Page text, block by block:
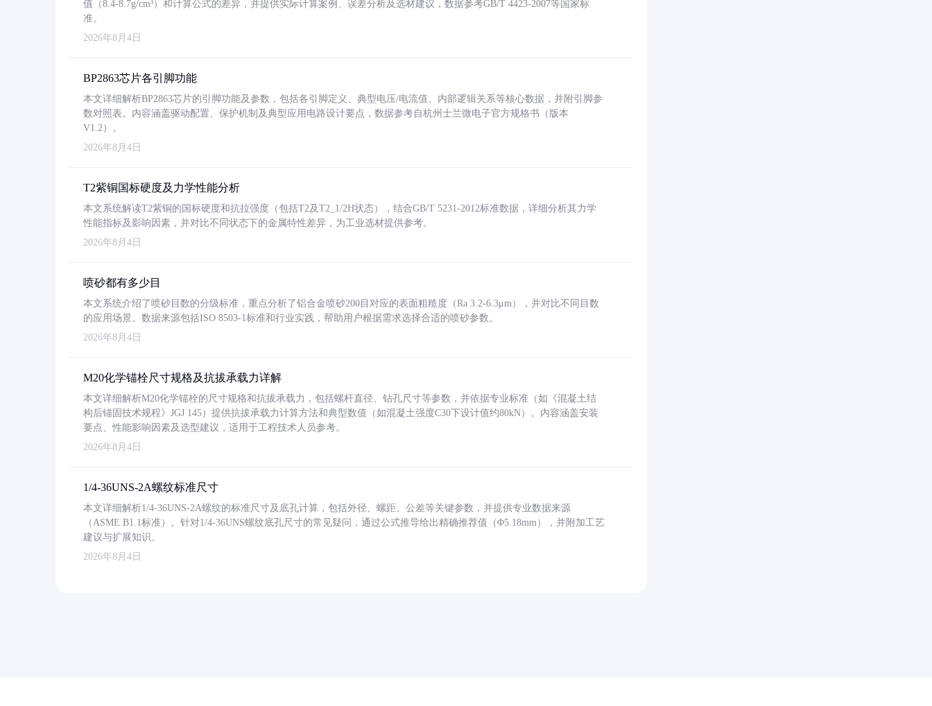
值（8.4-8.7g/cm³）和计算公式的差异，并提供实际计算案例、误差分析及选材建议，数据参考GB/T 4423-2007等国家标
准。
2026年8月4日
BP2863芯片各引脚功能
本文详细解析BP2863芯片的引脚功能及参数，包括各引脚定义、典型电压/电流值、内部逻辑关系等核心数据，并附引脚参
数对照表。内容涵盖驱动配置、保护机制及典型应用电路设计要点，数据参考自杭州士兰微电子官方规格书（版本
V1.2）。
2026年8月4日
T2紫铜国标硬度及力学性能分析
本文系统解读T2紫铜的国标硬度和抗拉强度（包括T2及T2_1/2H状态），结合GB/T 5231-2012标准数据，详细分析其力学
性能指标及影响因素，并对比不同状态下的金属特性差异，为工业选材提供参考。
2026年8月4日
喷砂都有多少目
本文系统介绍了喷砂目数的分级标准，重点分析了铝合金喷砂200目对应的表面粗糙度（Ra 3.2-6.3μm），并对比不同目数
的应用场景。数据来源包括ISO 8503-1标准和行业实践，帮助用户根据需求选择合适的喷砂参数。
2026年8月4日
M20化学锚栓尺寸规格及抗拔承载力详解
本文详细解析M20化学锚栓的尺寸规格和抗拔承载力，包括螺杆直径、钻孔尺寸等参数，并依据专业标准（如《混凝土结
构后锚固技术规程》JGJ 145）提供抗拔承载力计算方法和典型数值（如混凝土强度C30下设计值约80kN）。内容涵盖安装
要点、性能影响因素及选型建议，适用于工程技术人员参考。
2026年8月4日
1/4-36UNS-2A螺纹标准尺寸
本文详细解析1/4-36UNS-2A螺纹的标准尺寸及底孔计算，包括外径、螺距、公差等关键参数，并提供专业数据来源
（ASME B1.1标准）。针对1/4-36UNS螺纹底孔尺寸的常见疑问，通过公式推导给出精确推荐值（Φ5.18mm），并附加工艺
建议与扩展知识。
2026年8月4日